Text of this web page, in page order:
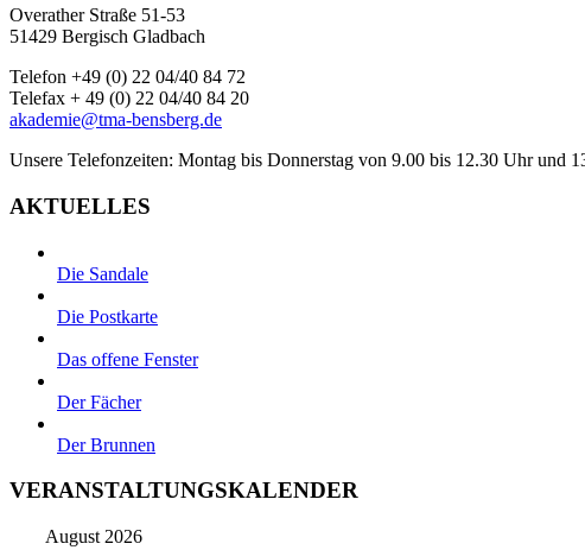
Overather Straße 51-53
51429 Bergisch Gladbach
Telefon +49 (0) 22 04/40 84 72
Telefax + 49 (0) 22 04/40 84 20
akademie@tma-bensberg.de
Unsere Telefonzeiten: Montag bis Donnerstag von 9.00 bis 12.30 Uhr
AKTUELLES
Die Sandale
Die Postkarte
Das offene Fenster
Der Fächer
Der Brunnen
VERANSTALTUNGSKALENDER
August 2026